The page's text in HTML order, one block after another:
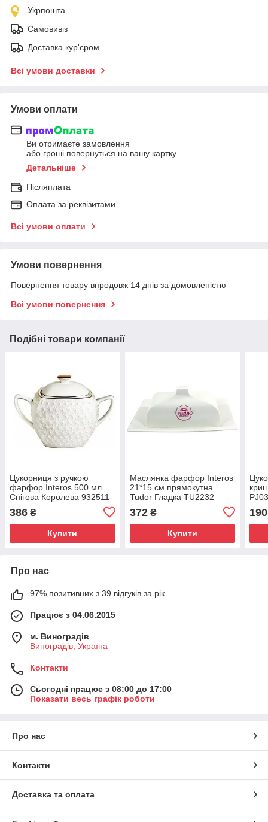
Укрпошта
Самовивіз
Доставка кур'єром
Всі умови доставки
Умови оплати
Ви отримаєте замовлення
або гроші повернуться на вашу картку
Детальніше
Післяплата
Оплата за реквізитами
Всі умови оплати
Умови повернення
Повернення товару впродовж 14 днів за домовленістю
Всі умови повернення
Подібні товари компанії
Цукорниця з ручкою
фарфор Interos 500 мл
Снігова Королева 932511-
386 ₴
Купити
Маслянка фарфор Interos
21*15 см прямокутна
Tudor Гладка TU2232
372₴
Купити
190
Про нас
97% позитивних з 39 відгуків за рік
Працює з 04.06.2015
м. Виноградів
Виноградів, Україна
Контакти
Сьогодні працює з 08:00 до 17:00
Показати весь графік роботи
Про нас
Контакти
Доставка та оплата